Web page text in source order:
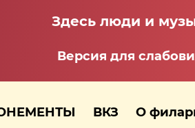
Здесь люди и
Версия для
ВКЗ О